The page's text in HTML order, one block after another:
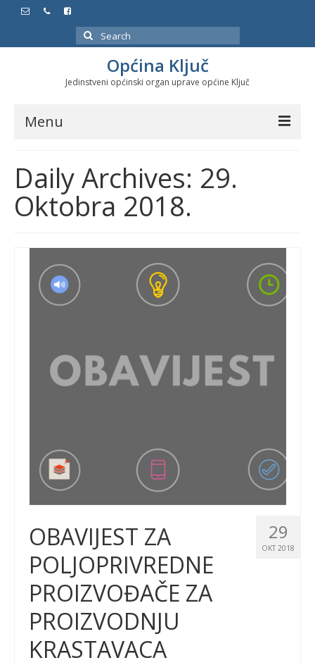
Search
for:
Općina Ključ
Jedinstveni općinski organ uprave općine Ključ
Menu
Službeni glasnici
Javne nabavke
Značajni datumi i manifestacije
Program energetske efikasnosti u stambenom
sektoru
Daily Archives: 29.
Oktobra 2018.
29
OKT 2018
OBAVIJEST ZA
POLJOPRIVREDNE
PROIZVOĐAČE ZA
PROIZVODNJU
KRASTAVACA